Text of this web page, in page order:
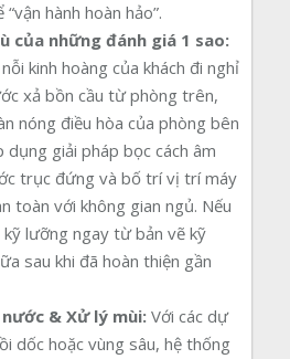
hành hoàn hảo”.
của những đánh giá 1 sao:
kinh hoàng của khách đi nghỉ
xả bồn cầu từ phòng trên,
nóng điều hòa của phòng bên
dụng giải pháp bọc cách âm
trục đứng và bố trí vị trí máy
toàn với không gian ngủ. Nếu
lưỡng ngay từ bản vẽ kỹ
sau khi đã hoàn thiện gần
& Xử lý mùi: Với các dự
dốc hoặc vùng sâu, hệ thống